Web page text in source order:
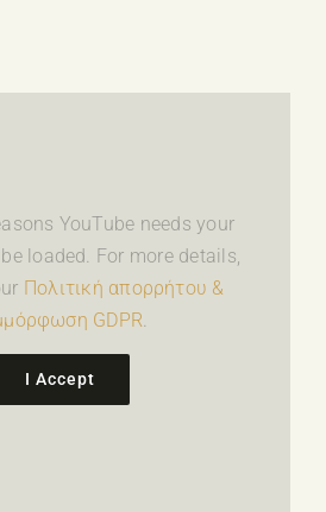
YouTube needs your
loaded. For more details,
Πολιτική απορρήτου &
GDPR.
I Accept